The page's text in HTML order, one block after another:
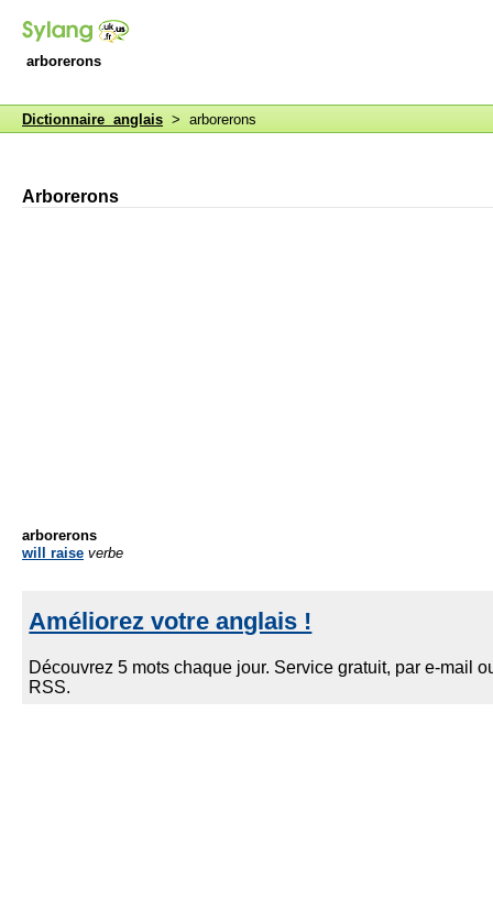
arborerons
Dictionnaire anglais > arborerons
Arborerons
arborerons
will raise verbe